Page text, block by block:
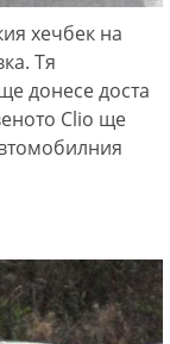
хечбек на
Тя
донесе доста
Clio ще